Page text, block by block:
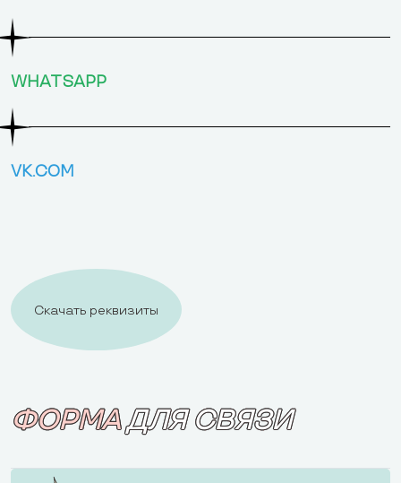
WHATSAPP
VK.COM
Скачать реквизиты
ФОРМАДЛЯ СВЯЗИ